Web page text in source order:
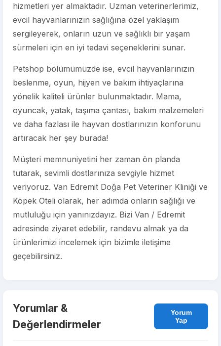
hizmetleri yer almaktadır. Uzman veterinerlerimiz,
evcil hayvanlarınızın sağlığına özel yaklaşım
sergileyerek, onların uzun ve sağlıklı bir yaşam
sürmeleri için en iyi tedavi seçeneklerini sunar.
Petshop bölümümüzde ise, evcil hayvanlarınızın
beslenme, oyun, hijyen ve bakım ihtiyaçlarına
yönelik kaliteli ürünler bulunmaktadır. Mama,
oyuncak, yatak, taşıma çantası, bakım malzemeleri
ve daha fazlası ile hayvan dostlarınızın konforunu
artıracak her şey burada!
Müşteri memnuniyetini her zaman ön planda
tutarak, sevimli dostlarınıza sevgiyle hizmet
veriyoruz. Van Edremit Doğa Pet Veteriner Kliniği ve
Köpek Oteli olarak, her adımda onların sağlığı ve
mutluluğu için yanınızdayız. Bizi Van / Edremit
adresinde ziyaret edebilir, randevu almak ya da
ürünlerimizi incelemek için bizimle iletişime
geçebilirsiniz.
Yorumlar &
Değerlendirmeler
Yorum
Yap